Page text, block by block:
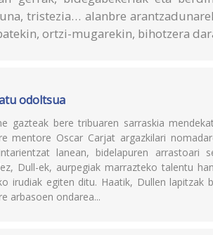
tristezia… alanbre
ortzi-mugarekin, bihotzera
odoltsua
gazteak bere tribuaren sarraskia
mentore Oscar Carjat argazkilari
lanean, bidelapuren arrastoari
Dull-ek, aurpegiak marrazteko talentu
irudiak egiten ditu. Haatik, Dullen lapitzak
arbasoen ondarea...